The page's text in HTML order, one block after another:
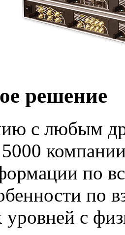
решение
с любым
по
по
уровней с